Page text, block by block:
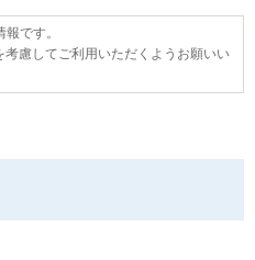
です。
慮してご利用いただくようお願いい